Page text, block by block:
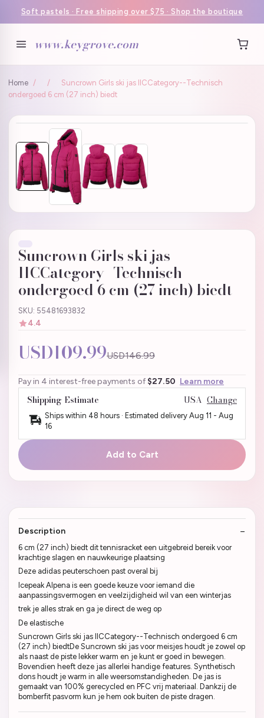
Soft pastels · Free shipping over $75 · Shop the boutique
www.keygrove.com
Home / /
Suncrown Girls ski jas IICCategory--Technisch
ondergoed 6 cm (27 inch) biedt
Suncrown Girls ski jas
IICCategory--Technisch
ondergoed 6 cm (27 inch) biedt
SKU: 55481693832
4.4
USD109.99USD146.99
Pay in 4 interest-free payments of $27.50 Learn more
Shipping Estimate USA Change
Ships within 48 hours · Estimated delivery Aug 11 - Aug
16
Add to Cart
Description
6 cm (27 inch) biedt dit tennisracket een uitgebreid bereik voor
krachtige slagen en nauwkeurige plaatsing
Deze adidas peuterschoen past overal bij
Icepeak Alpena is een goede keuze voor iemand die
aanpassingsvermogen en veelzijdigheid wil van een winterjas
trek je alles strak en ga je direct de weg op
De elastische
Suncrown Girls ski jas IICCategory--Technisch ondergoed 6 cm
(27 inch) biedtDe Suncrown ski jas voor meisjes houdt je zowel op
als naast de piste lekker warm en je kunt er goed in bewegen.
Bovendien heeft deze jas allerlei handige features. Synthetisch
dons houdt je warm in alle weersomstandigheden. De jas is
gemaakt van 100% gerecycled en PFC vrij materiaal. Dankzij de
bomberfit pasvorm kun je hem ook buiten de piste dragen.